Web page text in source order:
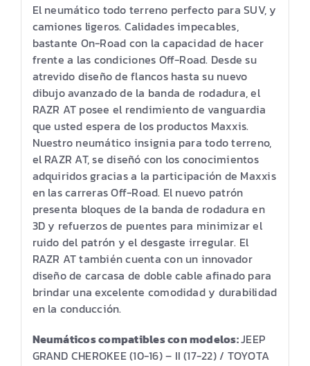
El neumático todo terreno perfecto para SUV, y
camiones ligeros. Calidades impecables,
bastante On-Road con la capacidad de hacer
frente a las condiciones Off-Road. Desde su
atrevido diseño de flancos hasta su nuevo
dibujo avanzado de la banda de rodadura, el
RAZR AT posee el rendimiento de vanguardia
que usted espera de los productos Maxxis.
Nuestro neumático insignia para todo terreno,
el RAZR AT, se diseñó con los conocimientos
adquiridos gracias a la participación de Maxxis
en las carreras Off-Road. El nuevo patrón
presenta bloques de la banda de rodadura en
3D y refuerzos de puentes para minimizar el
ruido del patrón y el desgaste irregular. El
RAZR AT también cuenta con un innovador
diseño de carcasa de doble cable afinado para
brindar una excelente comodidad y durabilidad
en la conducción.
Neumáticos compatibles con modelos:JEEP
GRAND CHEROKEE (10-16) – II (17-22) / TOYOTA